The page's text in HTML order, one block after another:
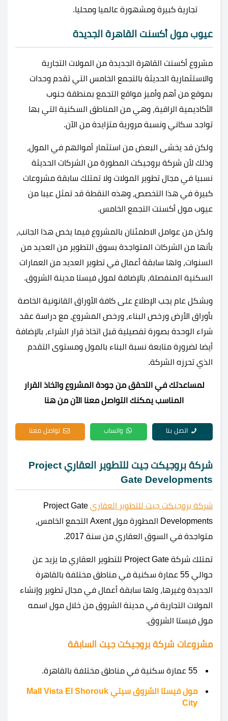
تجارية كبيرة ومشهورة عالميا ومحليا.
عيوب مول أكسنت القاهرة الجديدة
مشروع أكسنت القاهرة الجديدة من المولات التجارية
والاستثمارية الحديثة بالتجمع الخامس التي تقدم وحدات
بموقع من أهم وأميز مواقع التجمع بمنطقة جنوب
الأكاديمية الراقية، وهي من المناطق السكنية التي بها
تواجد سكاني ونسبة مرورية متزايدة من الآن.
ولكن قد يخشى البعض من استثمار أموالهم في المول،
وذلك لأن شركة بروجيكت المطورة من الشركات الحديثة
نسبيا في مجال تطوير المولات ولا تمتلك سابقة مشروعات
كبيرة في هذا التخصص، وهذه النقطة قد تمثل عيبا من
عيوب مول أكسنت التجمع الخامس.
ولكن من عوامل الاطمئنان بالمشروع فيما يخص هذا الجانب،
بأنها من الشركات المتواجدة بسوق التطوير من العديد من
السنوات، ولها سابقة أعمال في تطوير العديد من العمارات
السكنية المنفصلة، بالإضافة لمول فيستا مدينة الشروق.
وبشكل عام يجب الإطلاع على كافة الأوراق القانونية الخاصة
بأوراق الأرض ورخص البناء، ورخص المشروع، مع دراسة عقد
شراء الوحدة بصورة تفصيلية قبل اتخاذ قرار الشراء، بالإضافة
أيضا لضرورة متابعة نسبة البناء بالمول ومستوى التقدم
الذي تحرزه الشركة.
لمساعدتك في التحقق من جودة المشروع واتخاذ القرار
المناسب يمكنك التواصل معنا الآن من هنا
اتصل بنا واتساب تواصل معنا
شركة بروجيكت جيت للتطوير العقاري Project
Gate Developments
شركة بروجيكت جيت للتطوير العقاري Project Gate
Developments المطورة مول Axent التجمع الخامس،
متواجدة في السوق العقاري من سنة 2017.
تمتلك شركة Project Gate للتطوير العقاري ما يزيد عن
حوالي 55 عمارة سكنية في مناطق مختلفة بالقاهرة
الجديدة وغيرها، ولها سابقة أعمال في مجال تطوير وإنشاء
المولات التجارية في مدينة الشروق من خلال مول اسمه
مول فيستا الشروق.
مشروعات شركة بروجيكت جيت السابقة
55 عمارة سكنية في مناطق مختلفة بالقاهرة.
مول فيستا الشروق سيتي Mall Vista El Shorouk
City